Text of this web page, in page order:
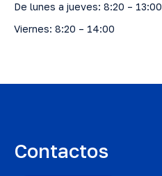
De lunes a jueves: 8:20 – 13:00
Viernes: 8:20 – 14:00
Contactos